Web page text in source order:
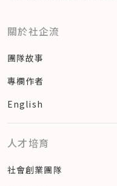
關於社企流
團隊故事
專欄作者
English
人才培育
社會創業團隊